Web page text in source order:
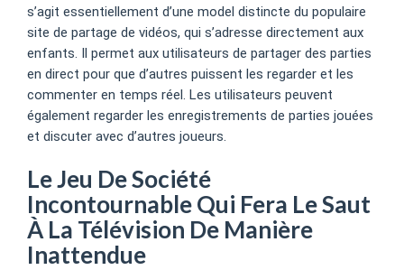
s’agit essentiellement d’une model distincte du populaire
site de partage de vidéos, qui s’adresse directement aux
enfants. Il permet aux utilisateurs de partager des parties
en direct pour que d’autres puissent les regarder et les
commenter en temps réel. Les utilisateurs peuvent
également regarder les enregistrements de parties jouées
et discuter avec d’autres joueurs.
Le Jeu De Société
Incontournable Qui Fera Le Saut
À La Télévision De Manière
Inattendue